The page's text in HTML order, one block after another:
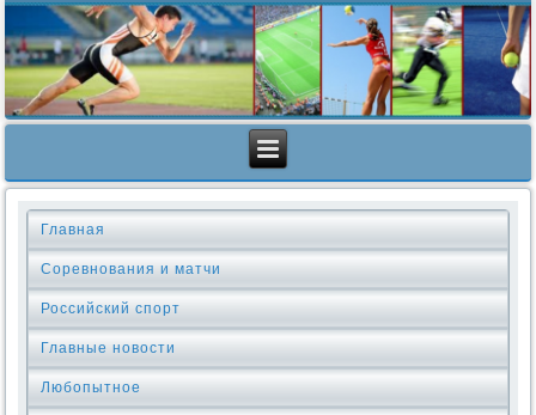
Главная
Соревнования и матчи
Российский спорт
Главные новости
Любопытное